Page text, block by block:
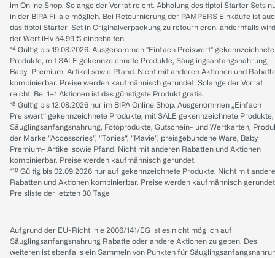
im Online Shop. Solange der Vorrat reicht. Abholung des tiptoi Starter Sets
in der BIPA Filiale möglich. Bei Retournierung der PAMPERS Einkäufe ist
das tiptoi Starter-Set in Originalverpackung zu retournieren, andernfalls wird
der Wert iHv 54.99 € einbehalten.
*⁴ Gültig bis 19.08.2026. Ausgenommen "Einfach Preiswert" gekennzeichnete
Produkte, mit SALE gekennzeichnete Produkte, Säuglingsanfangsnahrung,
Baby-Premium-Artikel sowie Pfand. Nicht mit anderen Aktionen und
kombinierbar. Preise werden kaufmännisch gerundet. Solange der Vorrat
reicht. Bei 1+1 Aktionen ist das günstigste Produkt gratis.
*⁸ Gültig bis 12.08.2026 nur im BIPA Online Shop. Ausgenommen „Einfach
Preiswert“ gekennzeichnete Produkte, mit SALE gekennzeichnete Produkte,
Säuglingsanfangsnahrung, Fotoprodukte, Gutschein- und Wertkarten,
der Marke “Accessories“, “Tonies“, “Mavie“, preisgebundene Ware, Baby
Premium- Artikel sowie Pfand. Nicht mit anderen Rabatten und Aktionen
kombinierbar. Preise werden kaufmännisch gerundet.
*¹⁰ Gültig bis 02.09.2026 nur auf gekennzeichnete Produkte. Nicht mit
Rabatten und Aktionen kombinierbar. Preise werden kaufmännisch
Preisliste der letzten 30 Tage
Aufgrund der EU-Richtlinie 2006/141/EG ist es nicht möglich auf
Säuglingsanfangsnahrung Rabatte oder andere Aktionen zu geben. Des
weiteren ist ebenfalls ein Sammeln von Punkten für